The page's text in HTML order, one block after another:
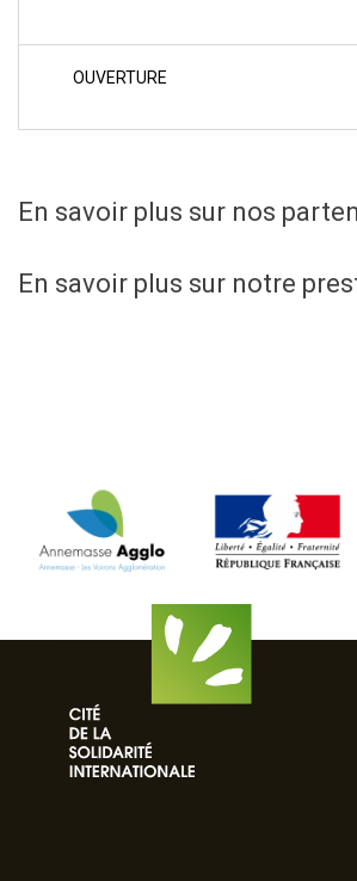
OUVERTURE
En savoir plus sur nos
En savoir plus sur notre